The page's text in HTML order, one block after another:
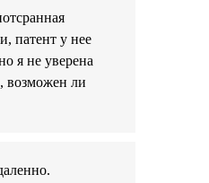
патент у нее
я не уверена
возможен ли